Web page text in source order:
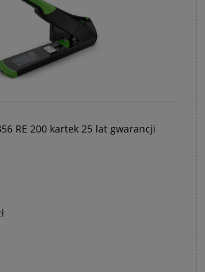
RE 200 kartek 25 lat gwarancji